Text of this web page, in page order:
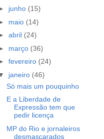
junho (15)
maio (14)
abril (24)
março (36)
fevereiro (24)
janeiro (46)
Só mais um pouquinho
E a Liberdade de
Expressão tem que
pedir licença
MP do Rio e jornaleiros
desmascarados